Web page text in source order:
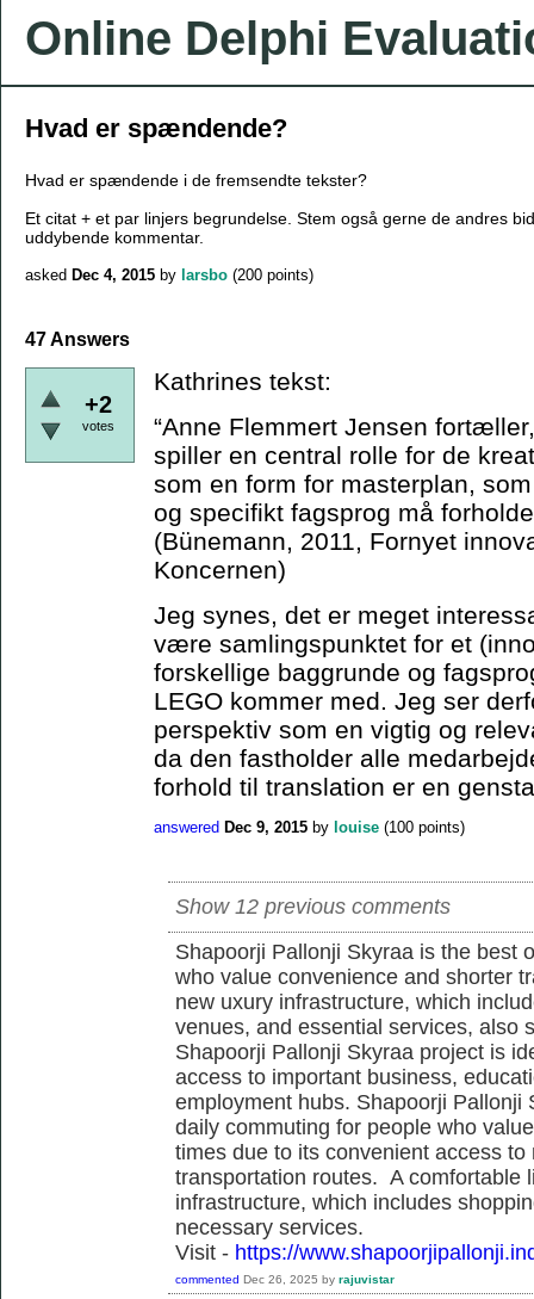
Online Delphi
Hvad er spændende?
Hvad er spændende i de fremsendte tekster?
Et citat + et par linjers begrundelse. Stem også gerne de andres
uddybende kommentar.
asked Dec 4, 2015 by larsbo (200 points)
47 Answers
+2
votes
Kathrines tekst:
“Anne Flemmert Jensen
spiller en central rolle for de
som en form for masterplan,
og specifikt fagsprog må
(Bünemann, 2011, Fornyet
Koncernen)
Jeg synes, det er meget
være samlingspunktet for et
forskellige baggrunde og
LEGO kommer med. Jeg ser
perspektiv som en vigtig og
da den fastholder alle
forhold til translation er en
answered Dec 9, 2015 by louise (100 points)
Show 12 previous comments
Shapoorji Pallonji Skyraa is the best
who value convenience and shorter
new uxury infrastructure, which
venues, and essential services, also
Shapoorji Pallonji Skyraa project is
access to important business,
employment hubs. Shapoorji Pallonji
daily commuting for people who
times due to its convenient access
transportation routes. A comfortable
infrastructure, which includes
necessary services.
Visit - https://
commented Dec 26, 2025 by rajuvistar